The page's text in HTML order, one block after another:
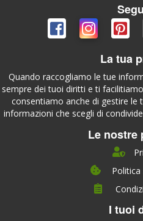
La tua
Quando raccogliamo le tue
sempre dei tuoi diritti e ti
consentiamo anche di gestire le
informazioni che scegli di
Le nostre
Politica
I tuoi
Chi